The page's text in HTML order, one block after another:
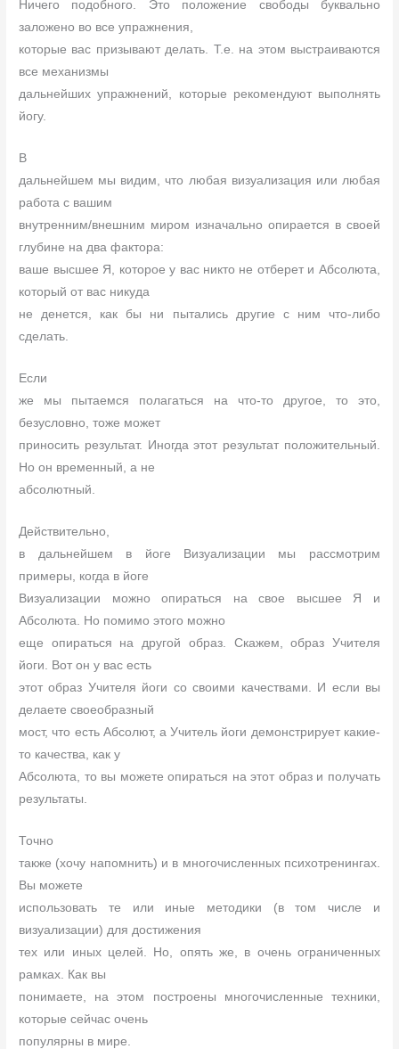
Ничего подобного. Это положение свободы буквально
заложено во все упражнения,
которые вас призывают делать. Т.е. на этом выстраиваются
все механизмы
дальнейших упражнений, которые рекомендуют выполнять
йогу.
В
дальнейшем мы видим, что любая визуализация или любая
работа с вашим
внутренним/внешним миром изначально опирается в своей
глубине на два фактора:
ваше высшее Я, которое у вас никто не отберет и Абсолюта,
который от вас никуда
не денется, как бы ни пытались другие с ним что-либо
сделать.
Если
же мы пытаемся полагаться на что-то другое, то это,
безусловно, тоже может
приносить результат. Иногда этот результат положительный.
Но он временный, а не
абсолютный.
Действительно,
в дальнейшем в йоге Визуализации мы рассмотрим
примеры, когда в йоге
Визуализации можно опираться на свое высшее Я и
Абсолюта. Но помимо этого можно
еще опираться на другой образ. Скажем, образ Учителя
йоги. Вот он у вас есть
этот образ Учителя йоги со своими качествами. И если вы
делаете своеобразный
мост, что есть Абсолют, а Учитель йоги демонстрирует какие-
то качества, как у
Абсолюта, то вы можете опираться на этот образ и получать
результаты.
Точно
также (хочу напомнить) и в многочисленных психотренингах.
Вы можете
использовать те или иные методики (в том числе и
визуализации) для достижения
тех или иных целей. Но, опять же, в очень ограниченных
рамках. Как вы
понимаете, на этом построены многочисленные техники,
которые сейчас очень
популярны в мире.